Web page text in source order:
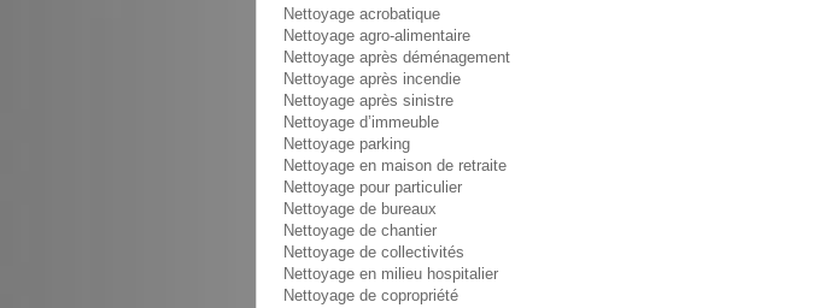
Nettoyage acrobatique
Nettoyage agro-alimentaire
Nettoyage après déménagement
Nettoyage après incendie
Nettoyage après sinistre
Nettoyage d’immeuble
Nettoyage parking
Nettoyage en maison de retraite
Nettoyage pour particulier
Nettoyage de bureaux
Nettoyage de chantier
Nettoyage de collectivités
Nettoyage en milieu hospitalier
Nettoyage de copropriété